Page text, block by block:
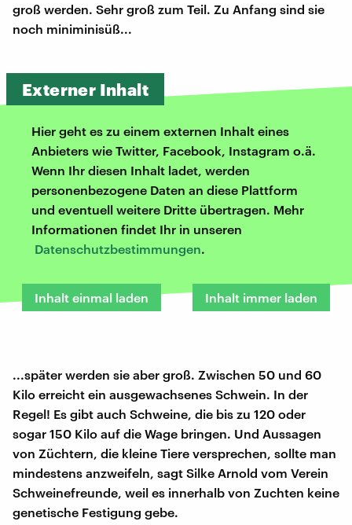
groß werden. Sehr groß zum Teil. Zu Anfang sind sie
noch miniminisüß...
Externer Inhalt
Hier geht es zu einem externen Inhalt eines
Anbieters wie Twitter, Facebook, Instagram o.ä.
Wenn Ihr diesen Inhalt ladet, werden
personenbezogene Daten an diese Plattform
und eventuell weitere Dritte übertragen. Mehr
Informationen findet Ihr in unseren
Datenschutzbestimmungen.
Inhalt einmal laden Inhalt immer laden
...später werden sie aber groß. Zwischen 50 und 60
Kilo erreicht ein ausgewachsenes Schwein. In der
Regel! Es gibt auch Schweine, die bis zu 120 oder
sogar 150 Kilo auf die Wage bringen. Und Aussagen
von Züchtern, die kleine Tiere versprechen, sollte man
mindestens anzweifeln, sagt Silke Arnold vom Verein
Schweinefreunde, weil es innerhalb von Zuchten keine
genetische Festigung gebe.